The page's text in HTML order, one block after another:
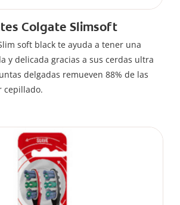
Colgate Slimsoft
soft black te ayuda a tener una
y delicada gracias a sus cerdas ultra
delgadas remueven 88% de las
cepillado.